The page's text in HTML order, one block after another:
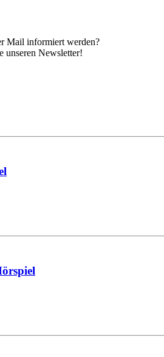
Mail informiert werden?
unseren Newsletter!